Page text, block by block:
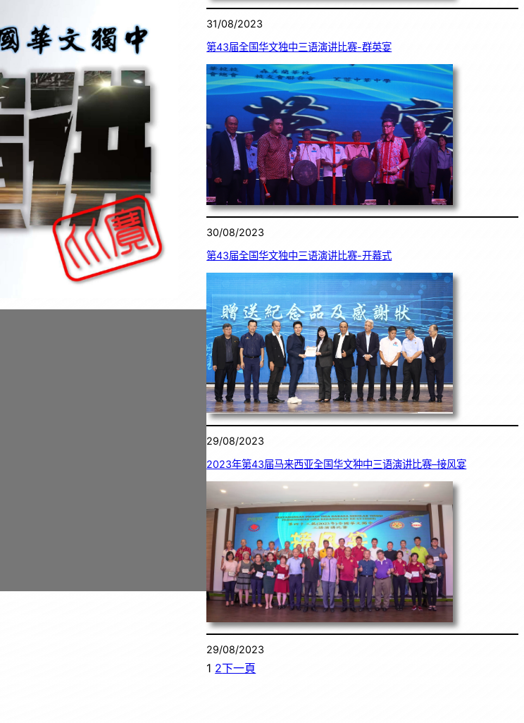
31/08/2023
第43届全国华文独中三语演讲比赛-群英宴
30/08/2023
第43届全国华文独中三语演讲比赛-开幕式
29/08/2023
2023年第43届马来西亚全国华文狆中三语演讲比赛–接风宴
29/08/2023
1 2下一頁